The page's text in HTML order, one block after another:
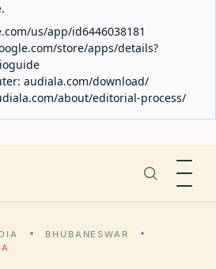
us/app/id6446038181
store/apps/details?
audiala.com/download/
about/editorial-process/
BHUBANESWAR